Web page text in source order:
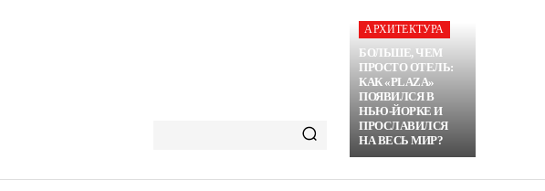
АРХИТЕКТУРА
БОЛЬШЕ, ЧЕМ
ПРОСТО ОТЕЛЬ:
КАК «PLAZA»
ПОЯВИЛСЯ В
НЬЮ-ЙОРКЕ И
ПРОСЛАВИЛСЯ
НА ВЕСЬ МИР?